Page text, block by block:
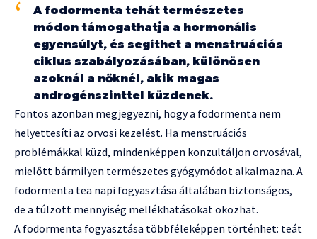
A fodormenta tehát természetes
módon támogathatja a hormonális
egyensúlyt, és segíthet a menstruációs
ciklus szabályozásában, különösen
azoknál a nőknél, akik magas
androgénszinttel küzdenek.
Fontos azonban megjegyezni, hogy a fodormenta nem
helyettesíti az orvosi kezelést. Ha menstruációs
problémákkal küzd, mindenképpen konzultáljon orvosával,
mielőtt bármilyen természetes gyógymódot alkalmazna. A
fodormenta tea napi fogyasztása általában biztonságos,
de a túlzott mennyiség mellékhatásokat okozhat.
A fodormenta fogyasztása többféleképpen történhet: teát